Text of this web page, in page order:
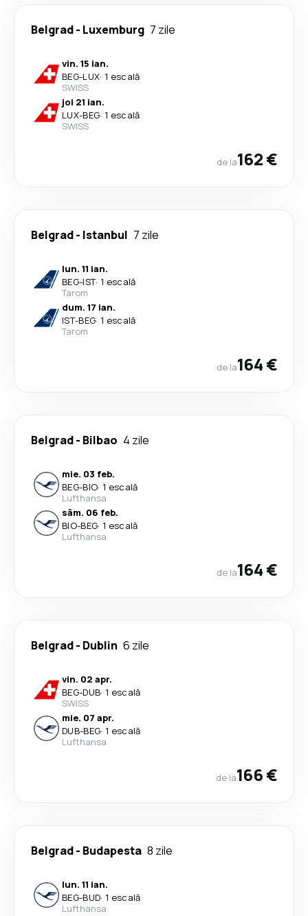
Belgrad- Luxemburg 7 zile
vin. 15 ian.
BEG-LUX· 1 escală
SWISS
joi 21 ian.
LUX-BEG· 1 escală
SWISS
de la162 €
Belgrad- Istanbul 7 zile
lun. 11 ian.
BEG-IST· 1 escală
Tarom
dum. 17 ian.
IST-BEG· 1 escală
Tarom
de la164 €
Belgrad- Bilbao 4 zile
mie. 03 feb.
BEG-BIO· 1 escală
Lufthansa
sâm. 06 feb.
BIO-BEG· 1 escală
Lufthansa
de la164 €
Belgrad- Dublin 6 zile
vin. 02 apr.
BEG-DUB· 1 escală
SWISS
mie. 07 apr.
DUB-BEG· 1 escală
Lufthansa
de la166 €
Belgrad- Budapesta 8 zile
lun. 11 ian.
BEG-BUD· 1 escală
Lufthansa